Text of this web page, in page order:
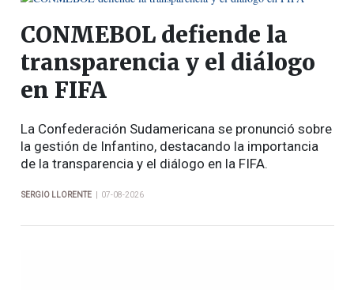
CONMEBOL defiende la
transparencia y el diálogo
en FIFA
La Confederación Sudamericana se pronunció sobre
la gestión de Infantino, destacando la importancia
de la transparencia y el diálogo en la FIFA.
SERGIO LLORENTE | 07-08-2026